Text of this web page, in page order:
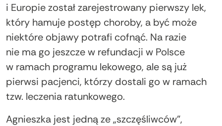
i Europie został zarejestrowany pierwszy lek,
który hamuje postęp choroby, a być może
niektóre objawy potrafi cofnąć. Na razie
nie ma go jeszcze w refundacji w Polsce
w ramach programu lekowego, ale są już
pierwsi pacjenci, którzy dostali go w ramach
tzw. leczenia ratunkowego.
Agnieszka jest jedną ze „szczęśliwców”,